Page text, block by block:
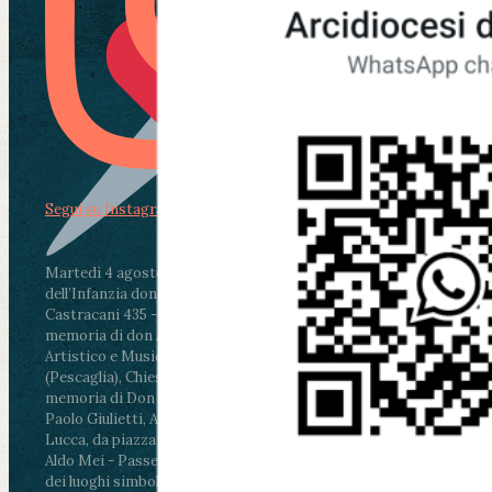
Martedì 4 agosto2026
ore 11:30 - Lucca, Scuola
dell’Infanzia don Aldo Mei - Viale Castruccio
Castracani 435 - Inaugurazione murales in
memoria di don Aldo Mei curato dal Liceo
Artistico e Musicale “Passaglia”
ore 18 - Fiano
(Pescaglia), Chiesa parrocchiale - Messa in
memoria di Don Aldo Mei celebrata da mons.
Paolo Giulietti, Arcivescovo di Lucca
ore 20.30 -
Lucca, da piazza San Michele al Cippo di don
Aldo Mei - Passeggiata della Memoria in alcuni
dei luoghi simbolo della città. Ritrovo alle ore
Segui su Instagram